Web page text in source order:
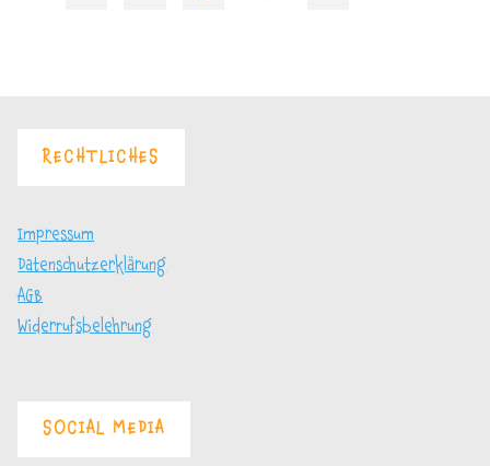
Beiträge
RECHTLICHES
Impressum
Datenschutzerklärung
AGB
Widerrufsbelehrung
SOCIAL MEDIA